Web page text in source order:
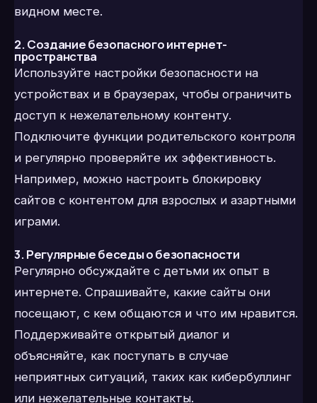
видном месте.
2. Создание безопасного интернет-
пространства
Используйте настройки безопасности на
устройствах и в браузерах, чтобы ограничить
доступ к нежелательному контенту.
Подключите функции родительского контроля
и регулярно проверяйте их эффективность.
Например, можно настроить блокировку
сайтов с контентом для взрослых и азартными
играми.
3. Регулярные беседы о безопасности
Регулярно обсуждайте с детьми их опыт в
интернете. Спрашивайте, какие сайты они
посещают, с кем общаются и что им нравится.
Поддерживайте открытый диалог и
объясняйте, как поступать в случае
неприятных ситуаций, таких как кибербуллинг
или нежелательные контакты.